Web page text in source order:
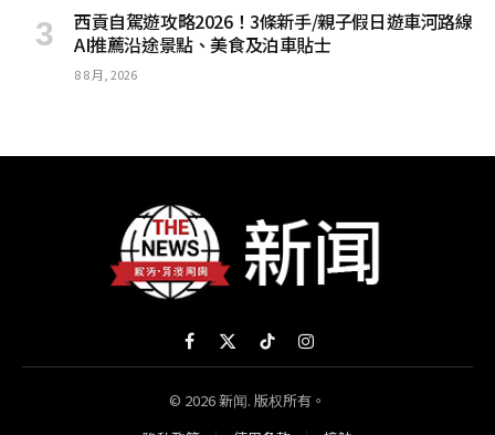
西貢自駕遊攻略2026！3條新手/親子假日遊車河路線
AI推薦沿途景點、美食及泊車貼士
8 8 月, 2026
Facebook
X
(Twitter)
TikTokInstagram
© 2026 新闻. 版权所有。